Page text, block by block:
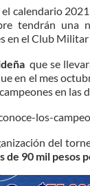
calendario
tendrán
en el Club
que se
en el mes
en las
los-
del
de 90 mil pesos